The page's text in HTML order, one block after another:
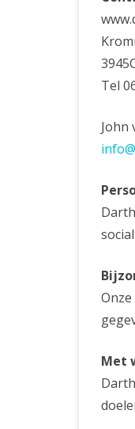
Tel
John
Met